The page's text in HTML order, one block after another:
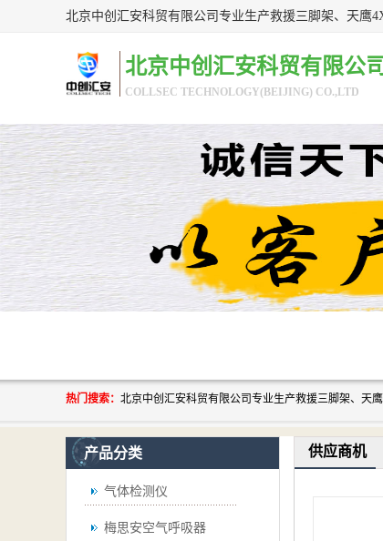
北京中创汇安科贸有限公司
COLLSEC TECHNOLOGY(BEIJING) CO.,LTD
热门搜索：
产品分类
气体检测仪
梅思安空气呼吸器
供应商机